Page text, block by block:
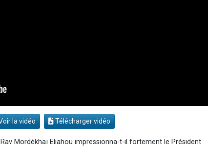
la vidéo Télécharger vidéo
Mordékhaï Eliahou impressionna-t-il fortement le Président